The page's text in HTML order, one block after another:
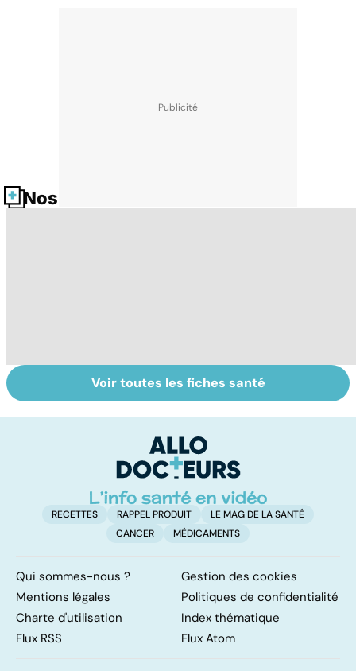
Nos fiches santé
Le tramadol, un
médicament à
Le mystère de la
fibromyalgie
Voir toutes les fiches santé
RECETTES RAPPEL PRODUIT
LE MAG DE LA SANTÉ
CANCER
MÉDICAMENTS
Qui sommes-nous ?
Gestion des cookies
Mentions légales
Politiques de confidentialité
Charte d'utilisation
Index thématique
Flux RSS
Flux Atom